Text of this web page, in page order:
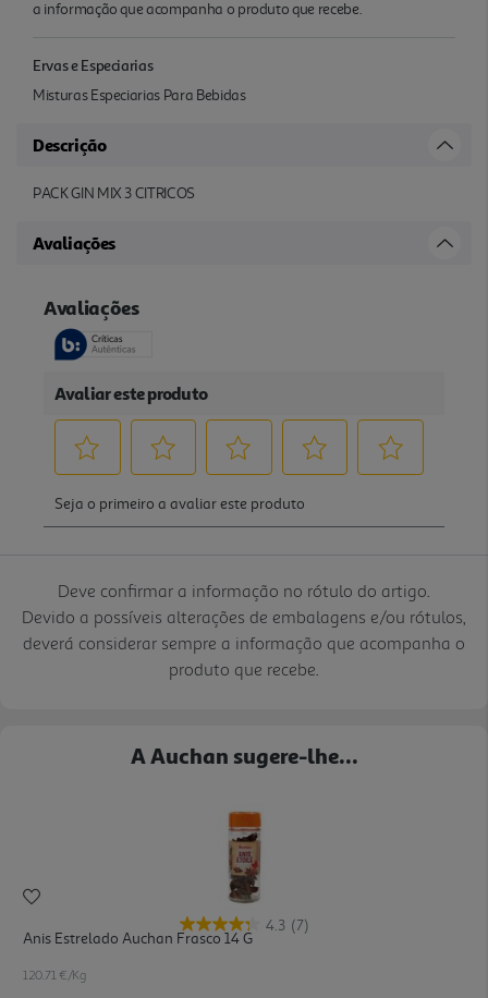
a informação que acompanha o produto que recebe.
Ervas e Especiarias
Misturas Especiarias Para Bebidas
Descrição
PACK GIN MIX 3 CITRICOS
Avaliações
Deve confirmar a informação no rótulo do artigo.
Devido a possíveis alterações de embalagens e/ou rótulos,
deverá considerar sempre a informação que acompanha o
produto que recebe.
A Auchan sugere-lhe...
4.3 (7)
Anis Estrelado Auchan Frasco 14 G
120.71 €/Kg